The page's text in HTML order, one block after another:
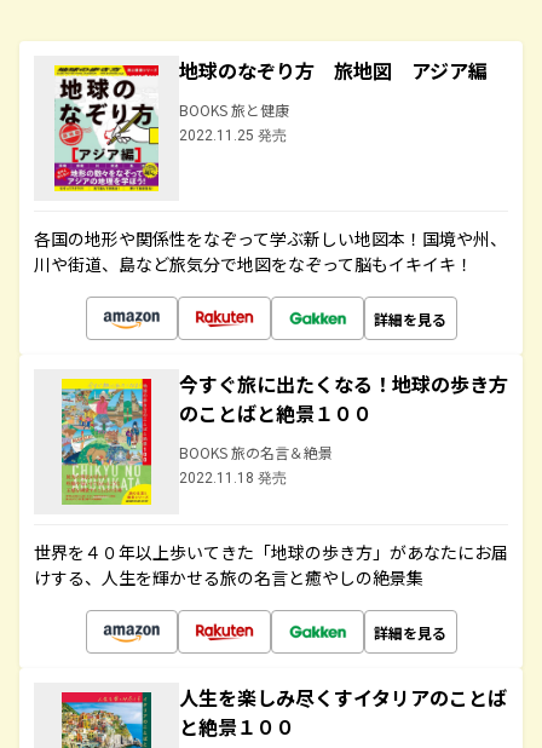
地球のなぞり方 旅地図 アジア編
BOOKS 旅と健康
2022.11.25 発売
各国の地形や関係性をなぞって学ぶ新しい地図本！国境や州、
川や街道、島など旅気分で地図をなぞって脳もイキイキ！
詳細を見る
今すぐ旅に出たくなる！地球の歩き方
のことばと絶景１００
BOOKS 旅の名言＆絶景
2022.11.18 発売
世界を４０年以上歩いてきた「地球の歩き方」があなたにお届
けする、人生を輝かせる旅の名言と癒やしの絶景集
詳細を見る
人生を楽しみ尽くすイタリアのことば
と絶景１００